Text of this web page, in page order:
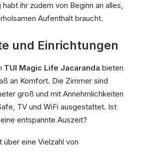
ihr zudem von Beginn an alles,
Aufenthalt braucht.
und Einrichtungen
TUI Magic Life Jacaranda bieten
an Komfort. Die Zimmer sind
groß und mit Annehmlichkeiten
TV und WiFi ausgestattet. Ist
entspannte Auszeit?
über eine Vielzahl von